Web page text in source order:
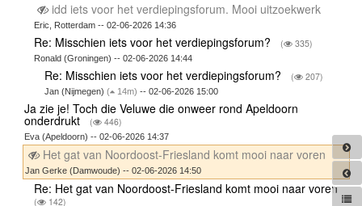
idd iets voor het verdiepingsforum. Mooi uitzoekwerk
Eric, Rotterdam -- 02-06-2026 14:36
Re: Misschien iets voor het verdiepingsforum? ( 335)
Ronald (Groningen) -- 02-06-2026 14:44
Re: Misschien iets voor het verdiepingsforum? ( 207)
Jan (Nijmegen) ( 14m) -- 02-06-2026 15:00
Ja zie je! Toch die Veluwe die onweer rond Apeldoorn
onderdrukt ( 446)
Eva (Apeldoorn) -- 02-06-2026 14:37
Het gat van Noordoost-Friesland komt mooi naar voren
Jan Gerke (Damwoude) -- 02-06-2026 14:50
Re: Het gat van Noordoost-Friesland komt mooi naar voren
( 142)